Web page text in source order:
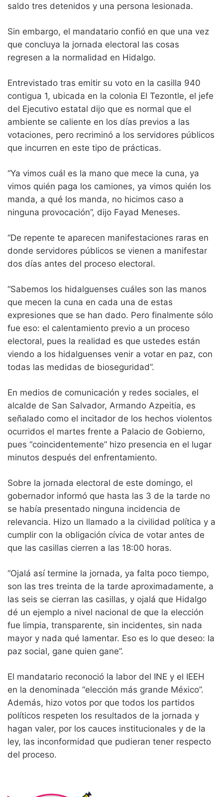
saldo tres detenidos y una persona lesionada.
Sin embargo, el mandatario confió en que una vez
que concluya la jornada electoral las cosas
regresen a la normalidad en Hidalgo.
Entrevistado tras emitir su voto en la casilla 940
contigua 1, ubicada en la colonia El Tezontle, el jefe
del Ejecutivo estatal dijo que es normal que el
ambiente se caliente en los días previos a las
votaciones, pero recriminó a los servidores públicos
que incurren en este tipo de prácticas.
“Ya vimos cuál es la mano que mece la cuna, ya
vimos quién paga los camiones, ya vimos quién los
manda, a qué los manda, no hicimos caso a
ninguna provocación”, dijo Fayad Meneses.
“De repente te aparecen manifestaciones raras en
donde servidores públicos se vienen a manifestar
dos días antes del proceso electoral.
“Sabemos los hidalguenses cuáles son las manos
que mecen la cuna en cada una de estas
expresiones que se han dado. Pero finalmente sólo
fue eso: el calentamiento previo a un proceso
electoral, pues la realidad es que ustedes están
viendo a los hidalguenses venir a votar en paz, con
todas las medidas de bioseguridad”.
En medios de comunicación y redes sociales, el
alcalde de San Salvador, Armando Azpeitia, es
señalado como el incitador de los hechos violentos
ocurridos el martes frente a Palacio de Gobierno,
pues “coincidentemente” hizo presencia en el lugar
minutos después del enfrentamiento.
Sobre la jornada electoral de este domingo, el
gobernador informó que hasta las 3 de la tarde no
se había presentado ninguna incidencia de
relevancia. Hizo un llamado a la civilidad política y a
cumplir con la obligación cívica de votar antes de
que las casillas cierren a las 18:00 horas.
“Ojalá así termine la jornada, ya falta poco tiempo,
son las tres treinta de la tarde aproximadamente, a
las seis se cierran las casillas, y ojalá que Hidalgo
dé un ejemplo a nivel nacional de que la elección
fue limpia, transparente, sin incidentes, sin nada
mayor y nada qué lamentar. Eso es lo que deseo: la
paz social, gane quien gane”.
El mandatario reconoció la labor del INE y el IEEH
en la denominada “elección más grande México”.
Además, hizo votos por que todos los partidos
políticos respeten los resultados de la jornada y
hagan valer, por los cauces institucionales y de la
ley, las inconformidad que pudieran tener respecto
del proceso.